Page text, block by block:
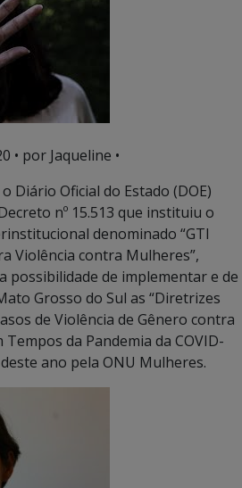
• por Jaqueline •
Diário Oficial do Estado (DOE)
nº 15.513 que instituiu o
denominado “GTI
Violência contra Mulheres”,
possibilidade de implementar e de
Grosso do Sul as “Diretrizes
de Violência de Gênero contra
da Pandemia da COVID-
ano pela ONU Mulheres.